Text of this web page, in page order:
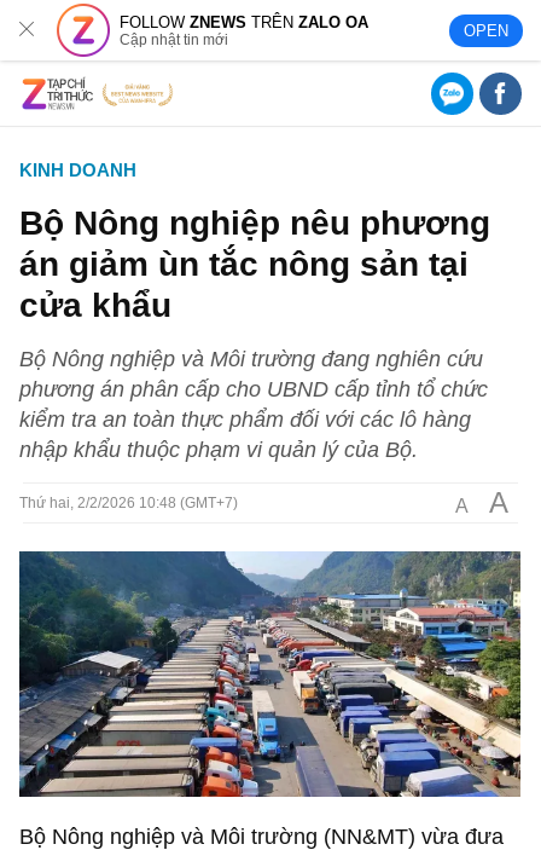
FOLLOWZNEWS TRÊNZALO OA
Cập nhật tin mới OPEN
KINH DOANH
Bộ Nông nghiệp nêu phương
án giảm ùn tắc nông sản tại
cửa khẩu
Bộ Nông nghiệp và Môi trường đang nghiên cứu
phương án phân cấp cho UBND cấp tỉnh tổ chức
kiểm tra an toàn thực phẩm đối với các lô hàng
nhập khẩu thuộc phạm vi quản lý của Bộ.
Thứ hai, 2/2/2026 10:48 (GMT+7) A A
Bộ Nông nghiệp và Môi trường (NN&MT) vừa đưa